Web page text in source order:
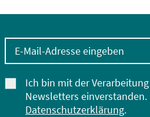
E-Mail-Adresse eingeben
Ich bin mit der
Newsletters
Datenschutzerklärung.